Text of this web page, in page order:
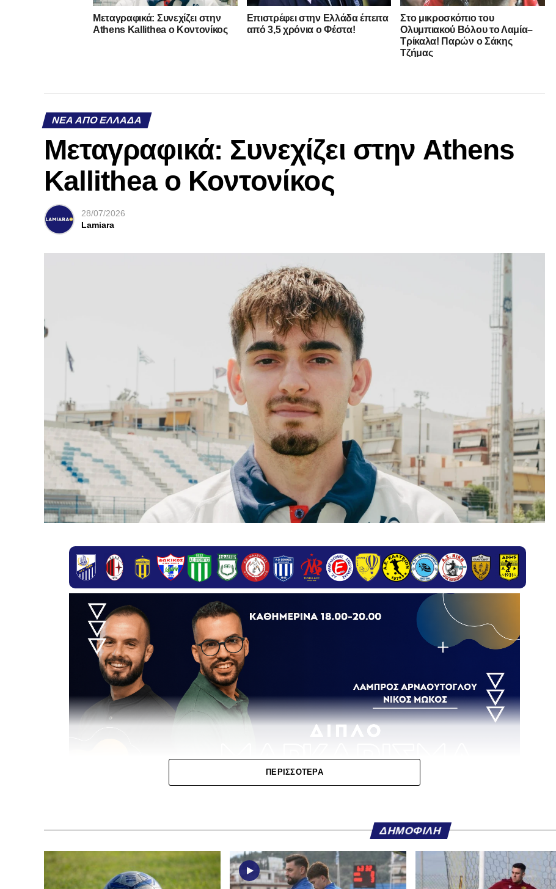
Mεταγραφικά: Συνεχίζει στην
Athens Kallithea ο Κοντονίκος
Επιστρέφει στην Ελλάδα έπειτα
από 3,5 χρόνια ο Φέστα!
Στο μικροσκόπιο του
Ολυμπιακού Βόλου το Λαμία–
Τρίκαλα! Παρών ο Σάκης
Τζήμας
ΝΈΑ ΑΠΌ ΕΛΛΆΔΑ
Mεταγραφικά: Συνεχίζει στην Athens
Kallithea ο Κοντονίκος
28/07/2026
Lamiara
απολογισμό 20 συμμετοχές, δύο γκολ και ισάριθμες ασίστ με τον ΠΑΣ Γιάννινα. Στο παρελθόν έχει
αγωνιστεί σε Λαμία (10 συμμετοχές, ένα γκολ) και ΑΕΚ Β (12 συμμετοχές, τρία γκολ και δύο ασίστ).
ΠΕΡΙΣΣΌΤΕΡΑ
ΔΗΜΟΦΙΛΉ